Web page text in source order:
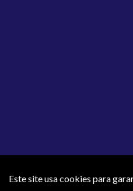
Este site usa cookies para